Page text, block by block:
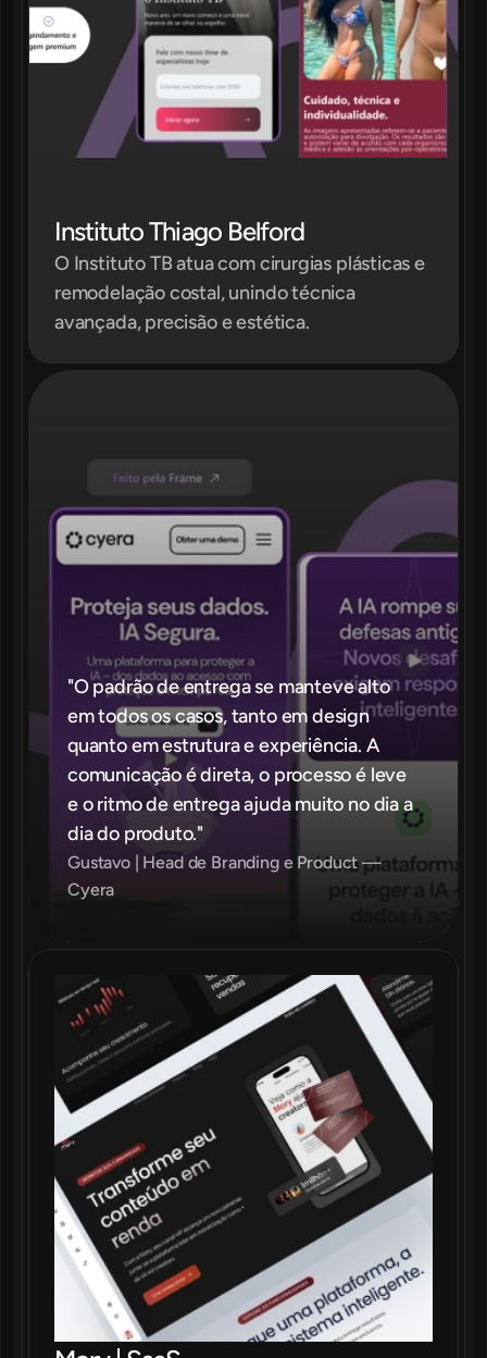
Instituto Thiago Belford
O Instituto TB atua com cirurgias plásticas e
remodelação costal, unindo técnica
avançada, precisão e estética.
"O padrão de entrega se manteve alto
em todos os casos, tanto em design
quanto em estrutura e experiência. A
comunicação é direta, o processo é leve
e o ritmo de entrega ajuda muito no dia a
dia do produto."
Gustavo | Head de Branding e Product —
Cyera